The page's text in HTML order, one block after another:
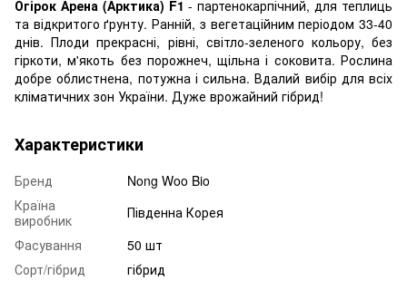
Огірок Арена (Арктика) F1 - партенокарпічний, для теплиць
та відкритого ґрунту. Ранній, з вегетаційним періодом 33-40
днів. Плоди прекрасні, рівні, світло-зеленого кольору, без
гіркоти, м'якоть без порожнеч, щільна і соковита. Рослина
добре облистнена, потужна і сильна. Вдалий вибір для всіх
кліматичних зон України. Дуже врожайний гібрид!
Характеристики
Бренд
Nong Woo Bio
Країна
виробник
Південна Корея
Фасування
50 шт
Сорт/гібрид
гібрид